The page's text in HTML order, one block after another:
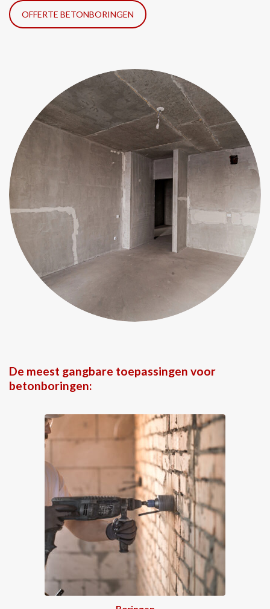
OFFERTE BETONBORINGEN
De meest gangbare toepassingen voor
betonboringen: